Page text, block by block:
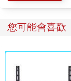
◎成功洽談生意的
──積極聆聽，能讓
艾略特（Charles
有什麼秘密訣竅……
節。這是唯一可以
您可能會喜歡